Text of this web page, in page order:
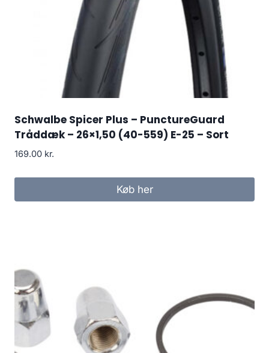
Schwalbe Spicer Plus – PunctureGuard
Tråddæk – 26×1,50 (40-559) E-25 – Sort
169.00 kr.
Køb her